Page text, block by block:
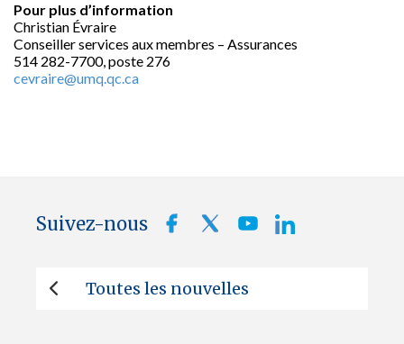
Pour plus d’information
Christian Évraire
Conseiller services aux membres – Assurances
514 282-7700, poste 276
cevraire@umq.qc.ca
Suivez-nous
Toutes les nouvelles